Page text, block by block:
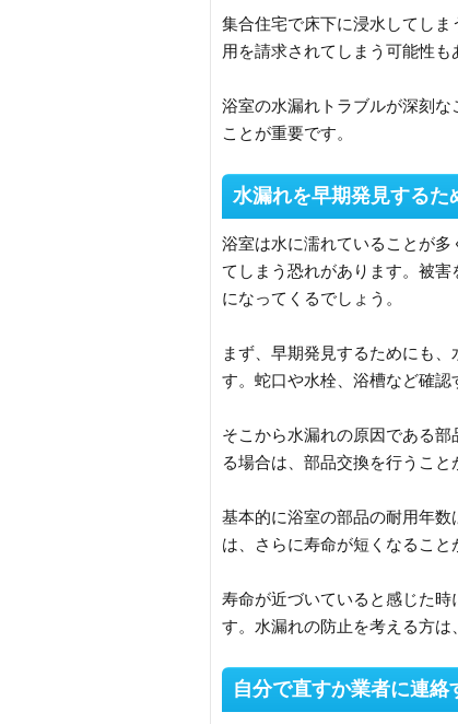
集合住宅で床下に浸水してし
用を請求されてしまう可能性も
浴室の水漏れトラブルが深刻な
ことが重要です。
水漏れを早期発見するた
浴室は水に濡れていることが
てしまう恐れがあります。被
になってくるでしょう。
まず、早期発見するためにも
す。蛇口や水栓、浴槽など確認
そこから水漏れの原因である
る場合は、部品交換を行うこと
基本的に浴室の部品の耐用年
は、さらに寿命が短くなること
寿命が近づいていると感じた
す。水漏れの防止を考える方は
自分で直すか業者に連